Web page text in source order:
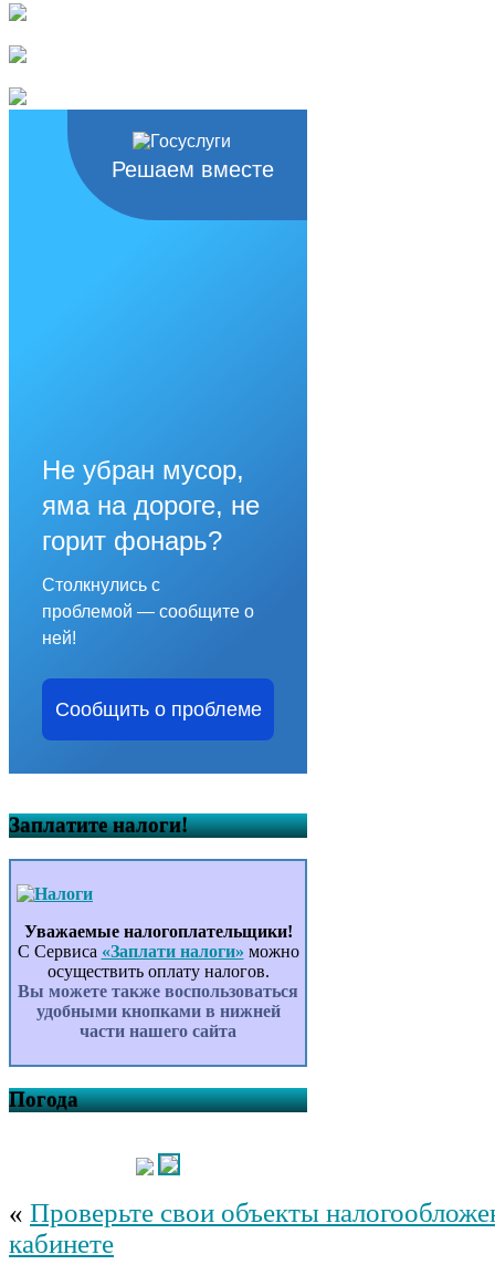
Решаем вместе
Не убран мусор,
яма на дороге, не
горит фонарь?
Столкнулись с
проблемой — сообщите о
ней!
Сообщить о проблеме
Заплатите налоги!
Уважаемые налогоплательщики!
С Сервиса «Заплати налоги» можно
осуществить оплату налогов.
Вы можете также воспользоваться
удобными кнопками в нижней
части нашего сайта
Погода
« Проверьте свои объекты
кабинете